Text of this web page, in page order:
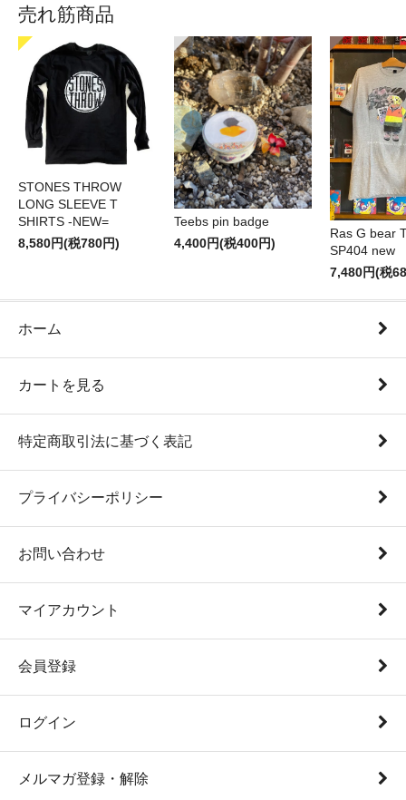
売れ筋商品
STONES THROW
LONG SLEEVE T
SHIRTS -NEW=
8,580円(税780円)
Teebs pin badge
4,400円(税400円)
Ras G bear
SP404 new
7,480円(税
ホーム
カートを見る
特定商取引法に基づく表記
プライバシーポリシー
お問い合わせ
マイアカウント
会員登録
ログイン
メルマガ登録・解除